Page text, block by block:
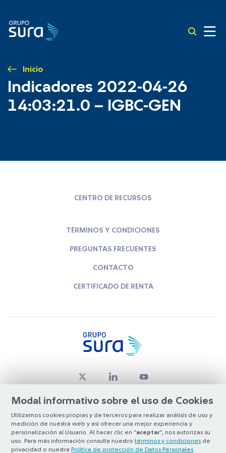
Inicio
Indicadores 2022-04-26
14:03:21.0 – IGBC-GEN
Modal informativo sobre el uso de Cookies
Utilizamos cookies propias y de terceros para realizar análisis de uso y
medición de nuestra web y así ofrecer una mejor experiencia y
personalización al Usuario. Al hacer clic en “aceptar”, nos autorizas su
uso. Para más información consulta nuestro términos y condiciones de
privacidad o nuestra Política de protección de Datos Personales
CENTRO DE RECURSOS
TÉRMINOS Y CONDICIONES
PREGUNTAS FRECUENTES
CONTACTO
CERTIFICADO DE RENTA
© Copyright Grupo SURA 2026